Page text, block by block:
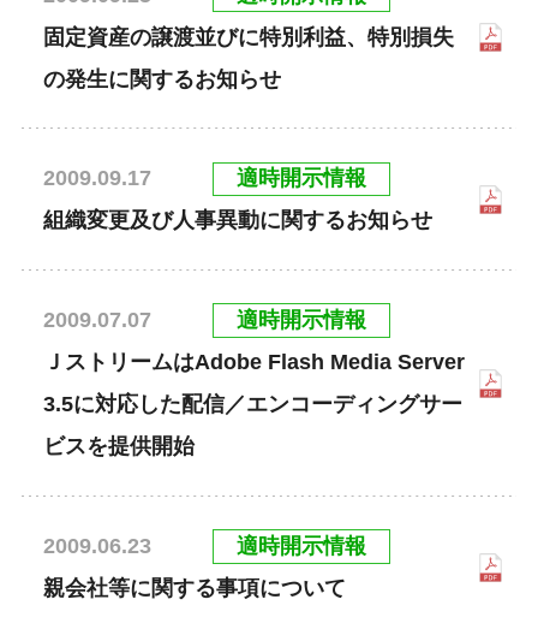
固定資産の譲渡並びに特別利益、特別損失
の発生に関するお知らせ
2009.09.17
適時開示情報
組織変更及び人事異動に関するお知らせ
2009.07.07
適時開示情報
ＪストリームはAdobe Flash Media Server
3.5に対応した配信／エンコーディングサー
ビスを提供開始
2009.06.23
適時開示情報
親会社等に関する事項について